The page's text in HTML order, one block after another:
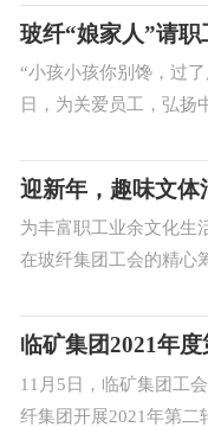
画家把传统民俗、书画
玻纤“娘家人”请职
“小孩小孩你别馋，过
日，为关爱员工，弘扬
纤集团工会组织开展“
甜可口的腊八粥，使职
迎新年，趣味文体
为丰富职工业余文化生
在玻纤集团工会的精心
文体活动”顺利举办，
棋三个项目，比赛均为
11月5日，临矿集团工
纤集团开展2021年第二